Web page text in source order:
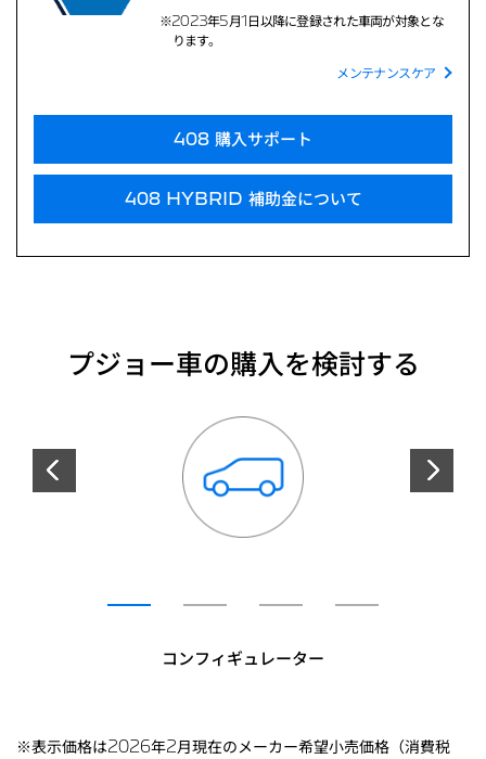
※2023年5月1日以降に登録された車両が対象とな
ります。
メンテナンスケア
408 購入サポート
408 HYBRID 補助金について
プジョー車の購入を検討する
コンフィギュレーター
※表示価格は2026年2月現在のメーカー希望小売価格（消費税